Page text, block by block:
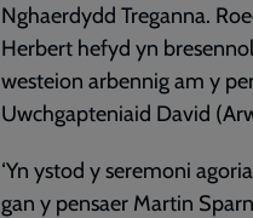
Nghaerdydd Treganna.
Herbert hefyd yn
westeion arbennig am y
Uwchgapteniaid David
‘Yn ystod y seremoni
gan y pensaer Martin